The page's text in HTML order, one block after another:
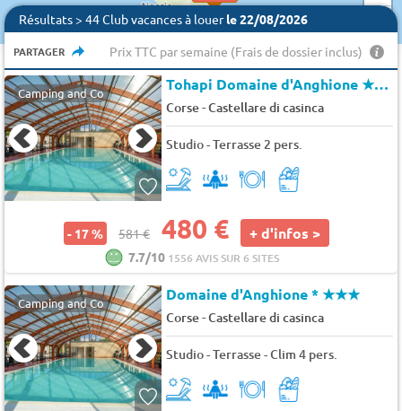
Résultats > 44 Club vacances à louerle 22/08/2026
PARTAGER Prix TTC par semaine (Frais de dossier inclus)
Camping and Co Tohapi Domaine d'Anghione★★★
Corse-Castellare di casinca
Studio - Terrasse 2 pers.
- 17 % 581 € 480 € + d'infos >
7.7/10 1556 AVIS SUR 6 SITES
Camping and Co Domaine d'Anghione *★★★
Corse-Castellare di casinca
Studio - Terrasse - Clim 4 pers.